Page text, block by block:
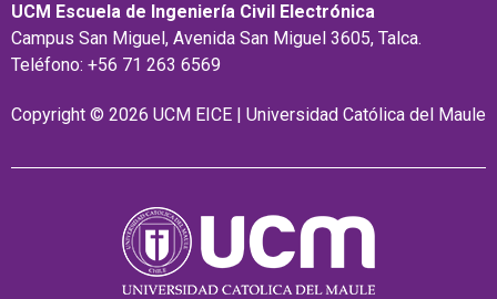
UCM Escuela de Ingeniería Civil Electrónica
Campus San Miguel, Avenida San Miguel 3605, Talca.
Teléfono: +56 71 263 6569
Copyright © 2026 UCM EICE | Universidad Católica del Maule